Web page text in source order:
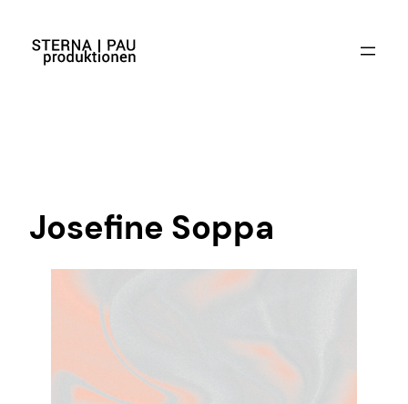
Josefine Soppa